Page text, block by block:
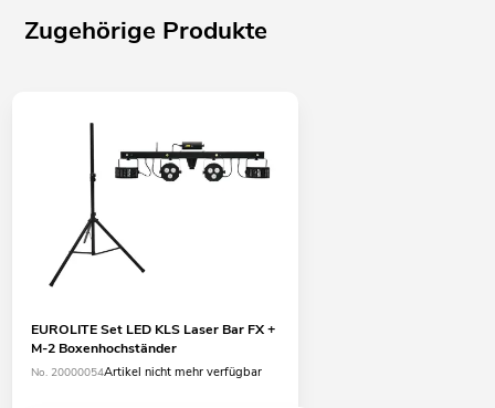
Zugehörige Produkte
EUROLITE Set LED KLS Laser Bar FX +
M-2 Boxenhochständer
No. 20000054Artikel nicht mehr verfügbar